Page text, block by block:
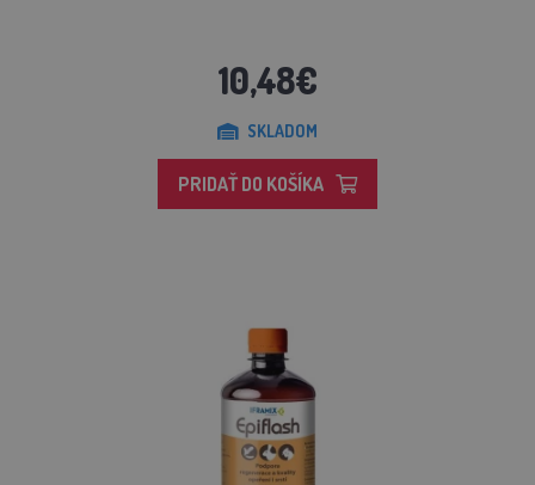
10,48€
SKLADOM
PRIDAŤ DO KOŠÍKA